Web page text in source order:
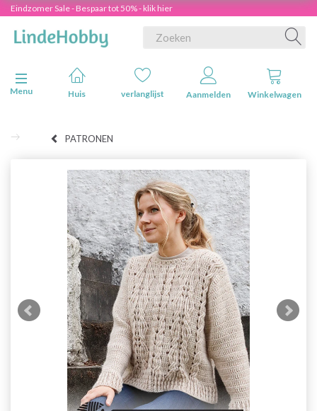
Eindzomer Sale - Bespaar tot 50% - klik hier
Navigatie in-/uitschakelen
Menu
Huis verlanglijst Aanmelden Winkelwagen
PATRONEN